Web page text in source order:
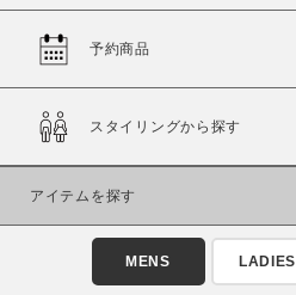
予約商品
スタイリングから探す
アイテムを探す
MENS LADIES